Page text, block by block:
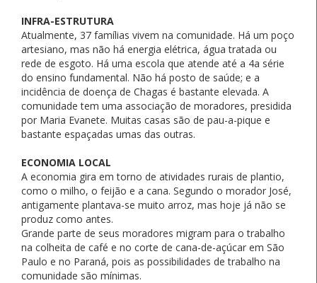
INFRA-ESTRUTURA
Atualmente, 37 famílias vivem na comunidade. Há um poço
artesiano, mas não há energia elétrica, água tratada ou
rede de esgoto. Há uma escola que atende até a 4a série
do ensino fundamental. Não há posto de saúde; e a
incidência de doença de Chagas é bastante elevada. A
comunidade tem uma associação de moradores, presidida
por Maria Evanete. Muitas casas são de pau-a-pique e
bastante espaçadas umas das outras.
ECONOMIA LOCAL
A economia gira em torno de atividades rurais de plantio,
como o milho, o feijão e a cana. Segundo o morador José,
antigamente plantava-se muito arroz, mas hoje já não se
produz como antes.
Grande parte de seus moradores migram para o trabalho
na colheita de café e no corte de cana-de-açúcar em São
Paulo e no Paraná, pois as possibilidades de trabalho na
comunidade são mínimas.